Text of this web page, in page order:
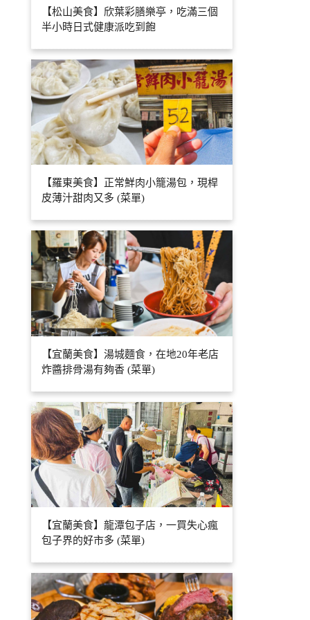
【松山美食】欣葉彩膳樂亭，吃滿三個
半小時日式健康派吃到飽
【羅東美食】正常鮮肉小籠湯包，現桿
皮薄汁甜肉又多 (菜單)
【宜蘭美食】湯城麵食，在地20年老店
炸醬排骨湯有夠香 (菜單)
【宜蘭美食】龍潭包子店，一買失心瘋
包子界的好市多 (菜單)